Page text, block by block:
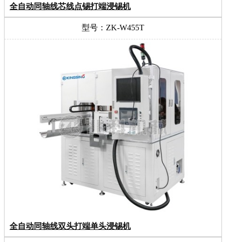
全自动同轴线芯线点锡打端浸锡机
型号：ZK-W455T
全自动同轴线双头打端单头浸锡机